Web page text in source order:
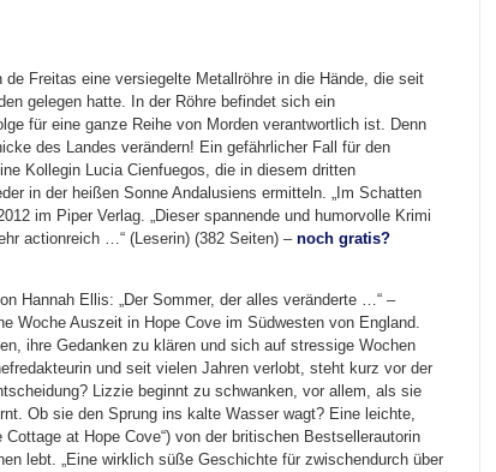
Freitas eine versiegelte Metallröhre in die Hände, die seit
gelegen hatte. In der Röhre befindet sich ein
für eine ganze Reihe von Morden verantwortlich ist. Denn
des Landes verändern! Ein gefährlicher Fall für den
Kollegin Lucia Cienfuegos, die in diesem dritten
in der heißen Sonne Andalusiens ermitteln. „Im Schatten
im Piper Verlag. „Dieser spannende und humorvolle Krimi
actionreich …“ (Leserin) (382 Seiten) – noch gratis?
Hannah Ellis: „Der Sommer, der alles veränderte …“ –
Woche Auszeit in Hope Cove im Südwesten von England.
ihre Gedanken zu klären und sich auf stressige Wochen
und seit vielen Jahren verlobt, steht kurz vor der
Lizzie beginnt zu schwanken, vor allem, als sie
Ob sie den Sprung ins kalte Wasser wagt? Eine leichte,
at Hope Cove“) von der britischen Bestsellerautorin
lebt. „Eine wirklich süße Geschichte für zwischendurch über